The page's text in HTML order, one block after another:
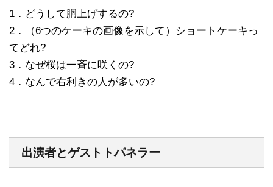
1．どうして胴上げするの?
2．（6つのケーキの画像を示して）ショートケーキっ
てどれ?
3．なぜ桜は一斉に咲くの?
4．なんで右利きの人が多いの?
出演者とゲストトパネラー